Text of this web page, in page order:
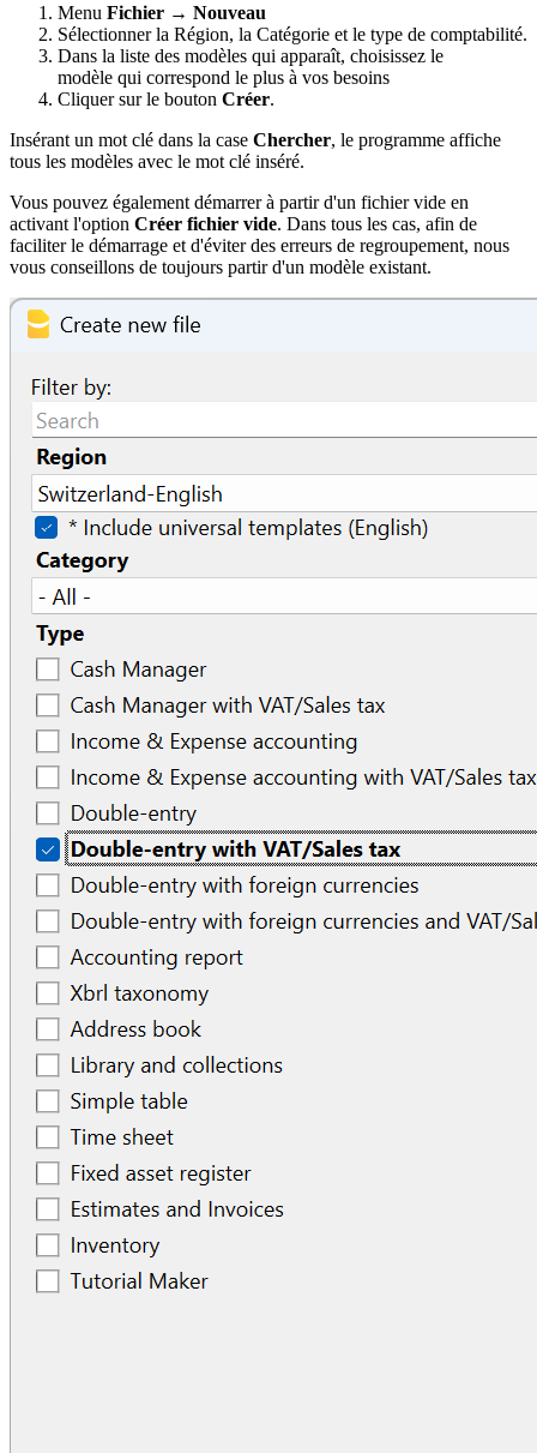
Menu Fichier → Nouveau
Sélectionner la Région, la Catégorie et le type de comptabilité.
Dans la liste des modèles qui apparaît, choisissez le
modèle qui correspond le plus à vos besoins
Cliquer sur le bouton Créer.
Insérant un mot clé dans la case Chercher, le programme affiche
tous les modèles avec le mot clé inséré.
Vous pouvez également démarrer à partir d'un fichier vide en
activant l'option Créer fichier vide. Dans tous les cas, afin de
faciliter le démarrage et d'éviter des erreurs de regroupement, nous
vous conseillons de toujours partir d'un modèle existant.